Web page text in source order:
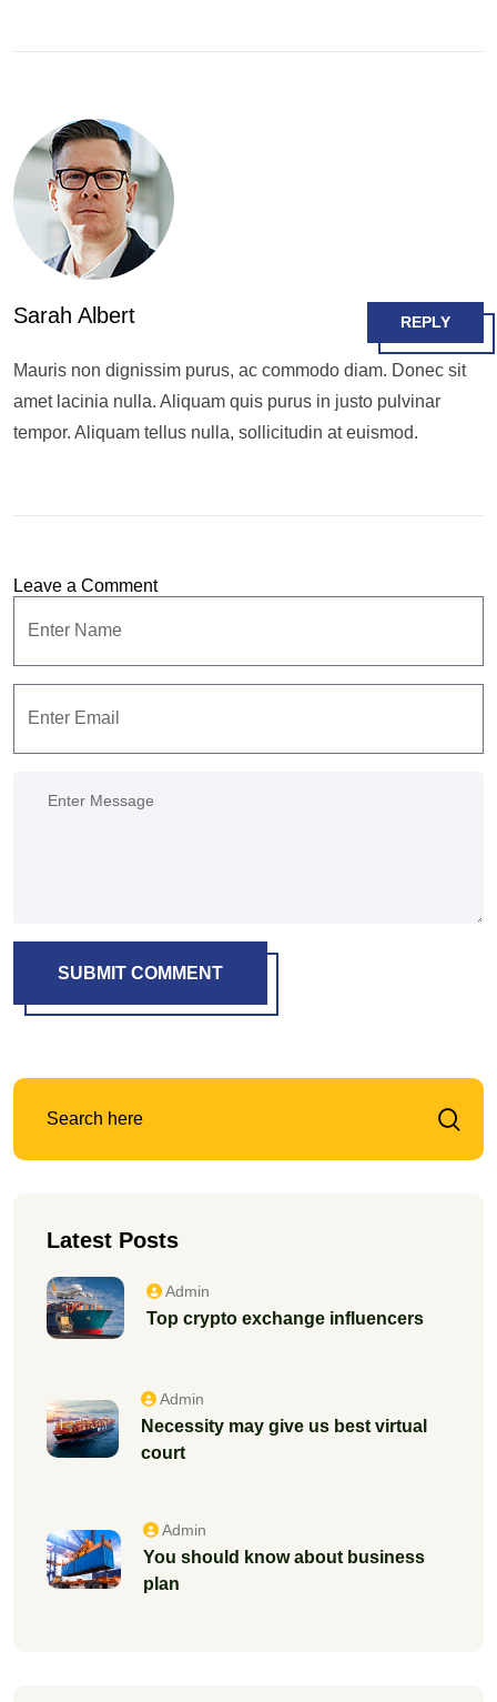
Sarah Albert
Mauris non dignissim purus, ac commodo diam. Donec sit
amet lacinia nulla. Aliquam quis purus in justo pulvinar
tempor. Aliquam tellus nulla, sollicitudin at euismod.
REPLY
Leave a Comment
SUBMIT COMMENT
Latest Posts
Admin
Top crypto exchange influencers
Admin
Necessity may give us best virtual
court
Admin
You should know about business
plan